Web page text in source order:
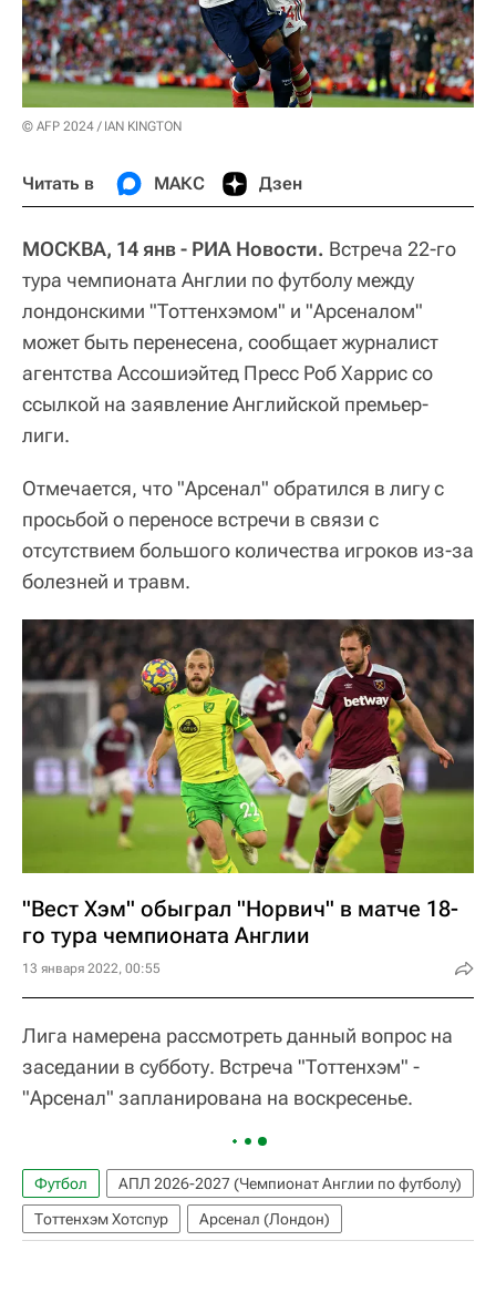
© AFP 2024 / IAN KINGTON
Читать в МАКС Дзен
МОСКВА, 14 янв - РИА Новости. Встреча 22-го
тура чемпионата Англии по футболу между
лондонскими "Тоттенхэмом" и "Арсеналом"
может быть перенесена, сообщает журналист
агентства Ассошиэйтед Пресс Роб Харрис со
ссылкой на заявление Английской премьер-
лиги.
Отмечается, что "Арсенал" обратился в лигу с
просьбой о переносе встречи в связи с
отсутствием большого количества игроков из-за
болезней и травм.
"Вест Хэм" обыграл "Норвич" в матче 18-
го тура чемпионата Англии
13 января 2022, 00:55
Лига намерена рассмотреть данный вопрос на
заседании в субботу. Встреча "Тоттенхэм" -
"Арсенал" запланирована на воскресенье.
Футбол
АПЛ 2026-2027 (Чемпионат Англии по футболу)
Тоттенхэм Хотспур
Арсенал (Лондон)